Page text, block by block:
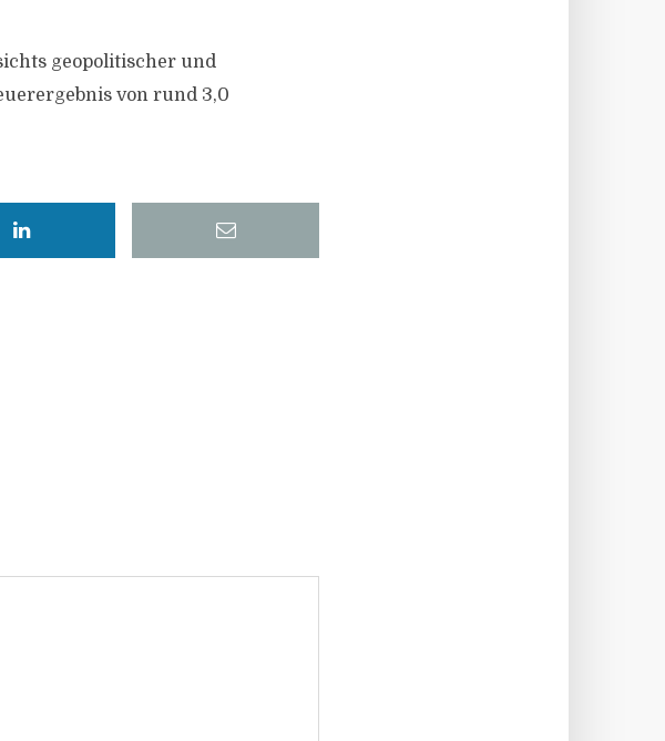
geopolitischer und
von rund 3,0